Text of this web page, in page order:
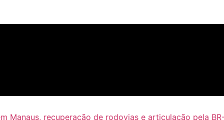
Manaus, recuperação de rodovias e articulação pela